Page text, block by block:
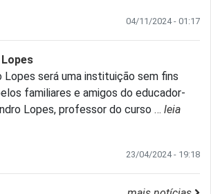
04/11/2024 - 01:17
será uma instituição sem fins
familiares e amigos do educador-
Lopes, professor do curso … leia
23/04/2024 - 19:18